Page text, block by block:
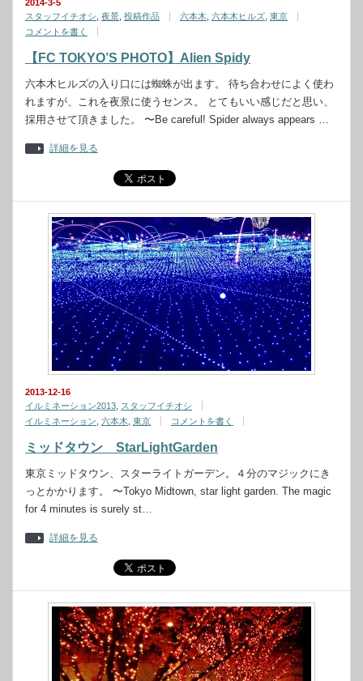
2014-3-5
スタッフイチオシ 夜景 投稿作品 六本木 六本木ヒルズ 東京
コメントを書く
【FC TOKYO’S PHOTO】Alien Spidy
六本木ヒルズの入り口には蜘蛛が出ます。 待ち合わせによく使わ
れますが、これを夜景に使うセンス。 とてもいい感じだと思い、
採用させて頂きました。 〜Be careful! Spider always appears …
詳細を見る
2013-12-16
イルミネーション2013 スタッフイチオシ
イルミネーション 六本木 東京 コメントを書く
ミッドタウン StarLightGarden
東京ミッドタウン、スターライトガーデン。４分のマジックにき
っとかかります。 〜Tokyo Midtown, star light garden. The magic
for 4 minutes is surely st…
詳細を見る